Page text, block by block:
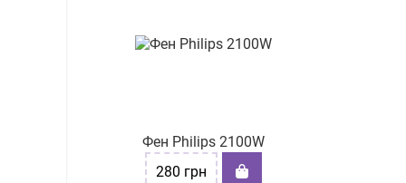
Фен Philips 2100W
280 грн